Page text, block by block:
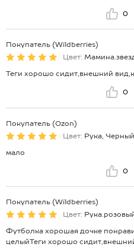
0
Покупатель (Wildberries)
Цвет:
Теги хорошо сидит,внешний
0
Покупатель (Ozon)
Цвет: Рука, Черный
мало
0
Покупатель (Wildberries)
Цвет:
Футболка хорошая дочке
целыйТеги хорошо